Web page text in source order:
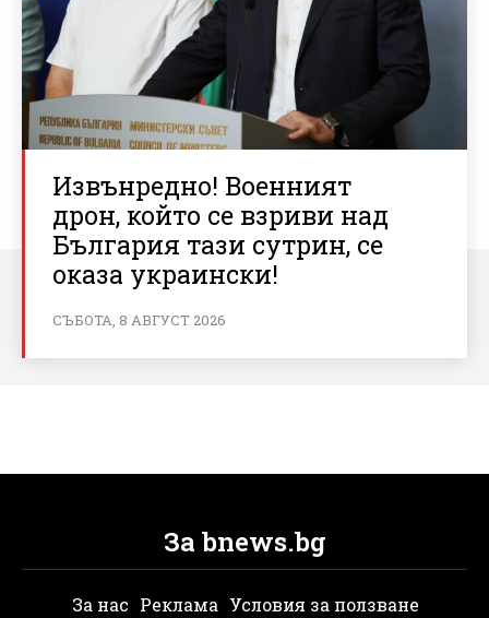
Извънредно! Военният
дрон, който се взриви над
България тази сутрин, се
оказа украински!
СЪБОТА, 8 АВГУСТ 2026
За bnews.bg
За нас Реклама Условия за ползване